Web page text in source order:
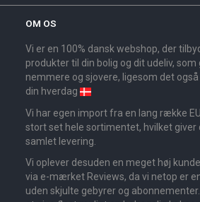
OM OS
Vi er en 100% dansk webshop, der
produkter til din bolig og dit udeliv, som
nemmere og sjovere, ligesom det
din hverdag
Vi har egen import fra en lang række
stort set hele sortimentet, hvilket giver
samlet levering.
Vi oplever desuden en meget høj
via e-mærket Reviews, da vi netop er
uden skjulte gebyrer og